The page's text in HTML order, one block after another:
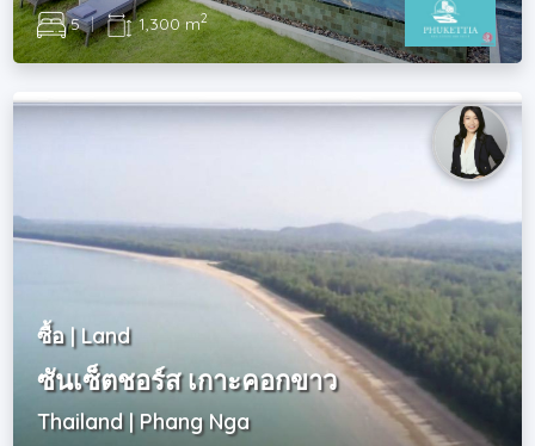
5 | 1,300 m2
ซื้อ | Land
ซันเซ็ตชอร์ส เกาะคอกขาว
Thailand | Phang Nga